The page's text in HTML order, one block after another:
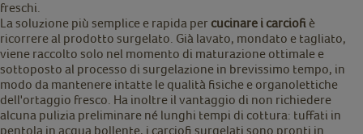
freschi.
La soluzione più semplice e rapida per cucinare i carciofi è
ricorrere al prodotto surgelato. Già lavato, mondato e tagliato,
viene raccolto solo nel momento di maturazione ottimale e
sottoposto al processo di surgelazione in brevissimo tempo, in
modo da mantenere intatte le qualità fisiche e organolettiche
dell'ortaggio fresco. Ha inoltre il vantaggio di non richiedere
alcuna pulizia preliminare né lunghi tempi di cottura: tuffati in
pentola in acqua bollente, i carciofi surgelati sono pronti in